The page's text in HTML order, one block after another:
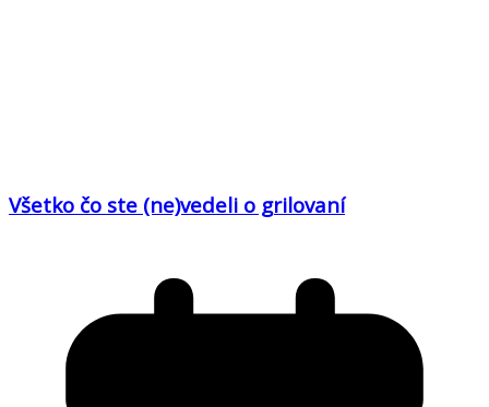
Všetko čo ste (ne)vedeli o grilovaní